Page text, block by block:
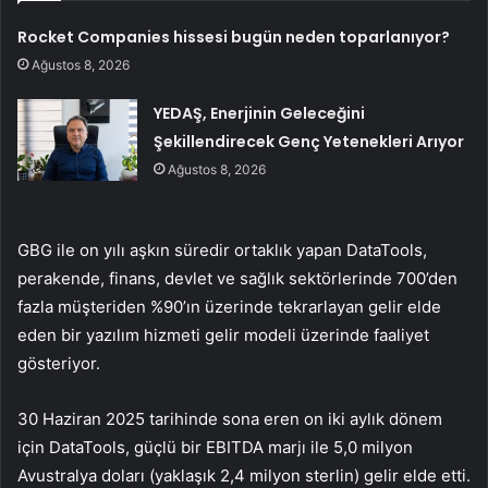
Rocket Companies hissesi bugün neden toparlanıyor?
Ağustos 8, 2026
YEDAŞ, Enerjinin Geleceğini
Şekillendirecek Genç Yetenekleri Arıyor
Ağustos 8, 2026
GBG ile on yılı aşkın süredir ortaklık yapan DataTools,
perakende, finans, devlet ve sağlık sektörlerinde 700’den
fazla müşteriden %90’ın üzerinde tekrarlayan gelir elde
eden bir yazılım hizmeti gelir modeli üzerinde faaliyet
gösteriyor.
30 Haziran 2025 tarihinde sona eren on iki aylık dönem
için DataTools, güçlü bir EBITDA marjı ile 5,0 milyon
Avustralya doları (yaklaşık 2,4 milyon sterlin) gelir elde etti.